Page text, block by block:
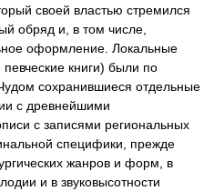
своей властью стремился
обряд и, в том числе,
оформление. Локальные
книги) были по
сохранившиеся отдельные
с древнейшими
с записями региональных
специфики, прежде
жанров и форм, в
и в звуковысотности